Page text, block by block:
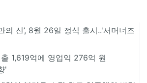
의 신’, 8월 26일 정식 출시..'서머너즈
1,619억에 영업익 276억 원
'